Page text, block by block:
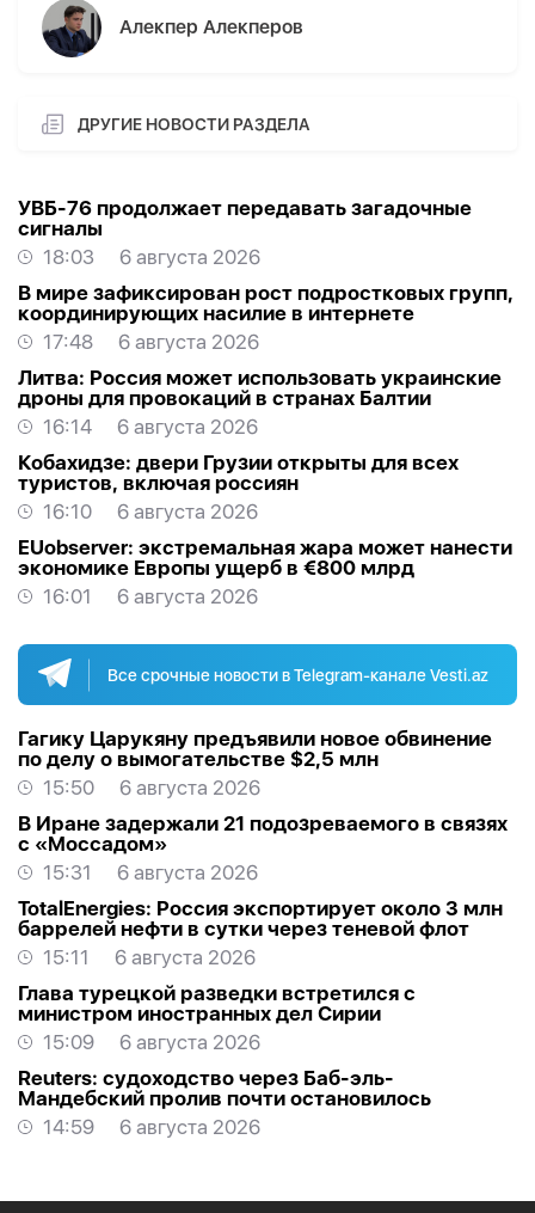
Алекпер Алекперов
ДРУГИЕ НОВОСТИ РАЗДЕЛА
УВБ-76 продолжает передавать загадочные
сигналы
18:03
6 августа 2026
В мире зафиксирован рост подростковых групп,
координирующих насилие в интернете
17:48
6 августа 2026
Литва: Россия может использовать украинские
дроны для провокаций в странах Балтии
16:14
6 августа 2026
Кобахидзе: двери Грузии открыты для всех
туристов, включая россиян
16:10
6 августа 2026
EUobserver: экстремальная жара может нанести
экономике Европы ущерб в €800 млрд
16:01
6 августа 2026
Все срочные новости в Telegram-канале Vesti.az
Гагику Царукяну предъявили новое обвинение
по делу о вымогательстве $2,5 млн
15:50
6 августа 2026
В Иране задержали 21 подозреваемого в связях
с «Моссадом»
15:31
6 августа 2026
TotalEnergies: Россия экспортирует около 3 млн
баррелей нефти в сутки через теневой флот
15:11
6 августа 2026
Глава турецкой разведки встретился с
министром иностранных дел Сирии
15:09
6 августа 2026
Reuters: судоходство через Баб-эль-
Мандебский пролив почти остановилось
14:59
6 августа 2026